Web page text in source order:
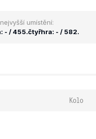
umístění:
- / 455.čtyřhra: - / 582.
Kolo